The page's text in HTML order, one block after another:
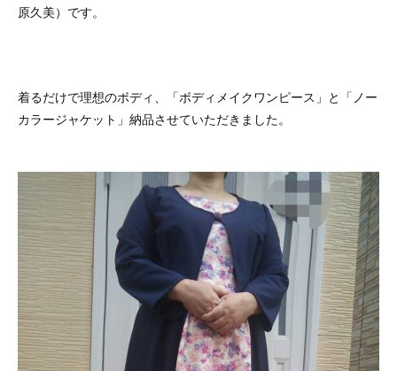
原久美）です。
着るだけで理想のボディ、「ボディメイクワンピース」と「ノー
カラージャケット」納品させていただきました。